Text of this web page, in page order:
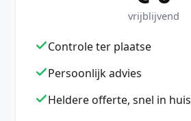
vrijblijvend
Controle ter plaatse
Persoonlijk advies
Heldere offerte, snel in huis